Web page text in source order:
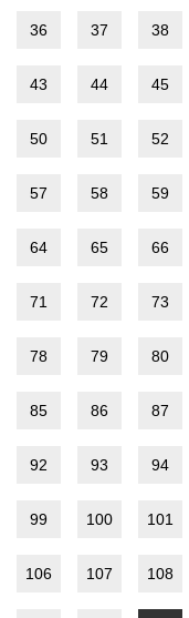
36 37 38
43 44 45
50 51 52
57 58 59
64 65 66
71 72 73
78 79 80
85 86 87
92 93 94
99 100 101
106 107 108